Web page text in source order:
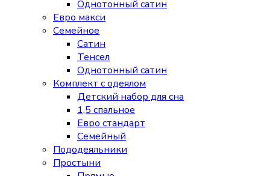
Однотонный сатин
Евро макси
Семейное
Сатин
Тенсел
Однотонный сатин
Комплект с одеялом
Детский набор для сна
1,5 спальное
Евро стандарт
Семейный
Пододеяльники
Простыни